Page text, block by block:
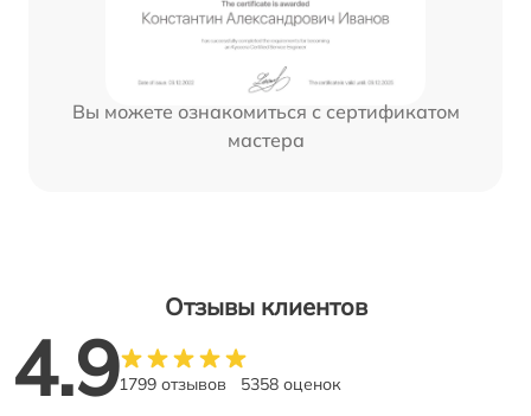
Вы можете ознакомиться с сертификатом
мастера
Отзывы клиентов
4.91799 отзывов 5358 оценок